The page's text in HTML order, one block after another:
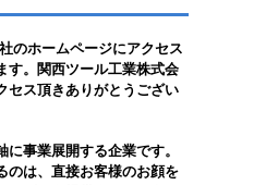
のホームページにアクセス
。
関西ツール工業株式会
セス頂きありがとうござい
事業展開する企業です。
のは、直接お客様のお顔を